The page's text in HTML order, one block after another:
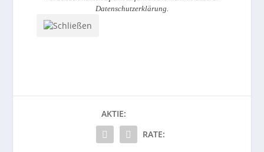
Datenschutzerklärung
AKTIE:
RATE: